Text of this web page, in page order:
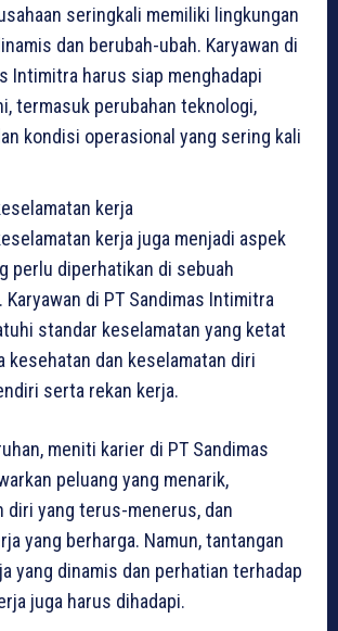
seringkali memiliki lingkungan
dan berubah-ubah. Karyawan di
Intimitra harus siap menghadapi
termasuk perubahan teknologi,
kondisi operasional yang sering kali
kerja
kerja juga menjadi aspek
perlu diperhatikan di sebuah
Karyawan di PT Sandimas Intimitra
standar keselamatan yang ketat
kesehatan dan keselamatan diri
serta rekan kerja.
meniti karier di PT Sandimas
peluang yang menarik,
diri yang terus-menerus, dan
yang berharga. Namun, tantangan
yang dinamis dan perhatian terhadap
juga harus dihadapi.